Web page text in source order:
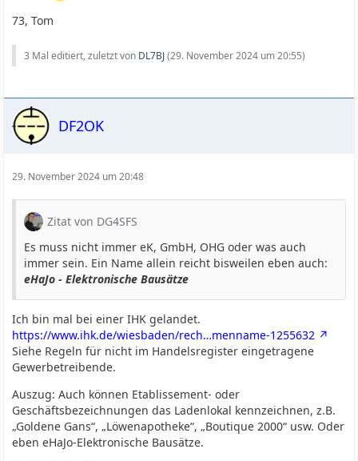
73, Tom
3 Mal editiert, zuletzt von DL7BJ(29. November 2024 um 20:55)
DF2OK
29. November 2024 um 20:48
Zitat von DG4SFS
Es muss nicht immer eK, GmbH, OHG oder was auch
immer sein. Ein Name allein reicht bisweilen eben auch:
eHaJo - Elektronische Bausätze
Ich bin mal bei einer IHK gelandet.
https://www.ihk.de/wiesbaden/rech…menname-1255632
Siehe Regeln für nicht im Handelsregister eingetragene
Gewerbetreibende.
Auszug: Auch können Etablissement- oder
Geschäftsbezeichnungen das Ladenlokal kennzeichnen, z.B.
„Goldene Gans“, „Löwenapotheke“, „Boutique 2000“ usw. Oder
eben eHaJo-Elektronische Bausätze.